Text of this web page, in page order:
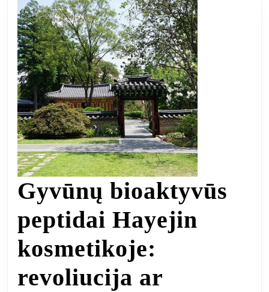
Gyvūnų bioaktyvūs
peptidai Hayejin
kosmetikoje:
revoliucija ar